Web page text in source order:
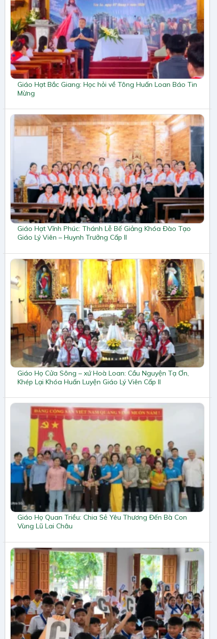
Giáo Hạt Bắc Giang: Học hỏi về Tông Huấn Loan Báo Tin
Mừng
Giáo Hạt Vĩnh Phúc: Thánh Lễ Bế Giảng Khóa Đào Tạo
Giáo Lý Viên – Huynh Trưởng Cấp II
Giáo Họ Cửa Sông – xứ Hoà Loan: Cầu Nguyện Tạ Ơn,
Khép Lại Khóa Huấn Luyện Giáo Lý Viên Cấp II
Giáo Họ Quan Triều: Chia Sẻ Yêu Thương Đến Bà Con
Vùng Lũ Lai Châu